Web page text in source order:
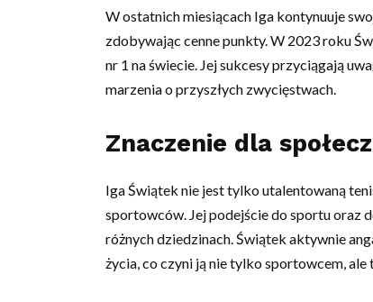
W ostatnich miesiącach Iga kontynuuje
zdobywając cenne punkty. W 2023 roku
nr 1 na świecie. Jej sukcesy przyciągają
marzenia o przyszłych zwycięstwach.
Znaczenie dla
Iga Świątek nie jest tylko utalentowaną
sportowców. Jej podejście do sportu oraz
różnych dziedzinach. Świątek aktywnie
życia, co czyni ją nie tylko sportowcem,